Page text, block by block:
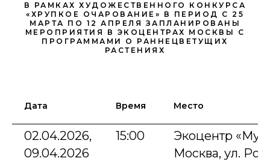
В РАМКАХ ХУДОЖЕСТВЕННОГО КОНКУРСА
«ХРУПКОЕ ОЧАРОВАНИЕ» В ПЕРИОД С 25
МАРТА ПО 12 АПРЕЛЯ ЗАПЛАНИРОВАНЫ
МЕРОПРИЯТИЯ В ЭКОЦЕНТРАХ МОСКВЫ С
ПРОГРАММАМИ О РАННЕЦВЕТУЩИХ
РАСТЕНИЯХ
Дата Время Место
02.04.2026,
09.04.2026
15:00
Экоцентр
Москва, ул.